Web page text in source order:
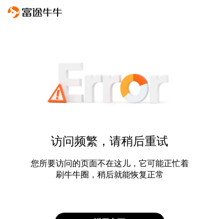
访问频繁，请稍后重试
您所要访问的页面不在这儿，它可能正忙着
刷牛牛圈，稍后就能恢复正常